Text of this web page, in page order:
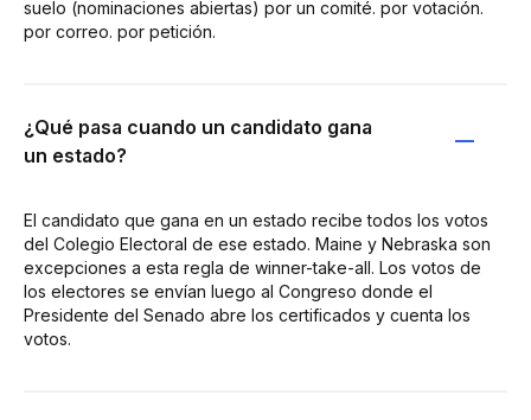
suelo (nominaciones abiertas) por un comité. por votación.
por correo. por petición.
¿Qué pasa cuando un candidato gana
un estado?
El candidato que gana en un estado recibe todos los votos
del Colegio Electoral de ese estado. Maine y Nebraska son
excepciones a esta regla de winner-take-all. Los votos de
los electores se envían luego al Congreso donde el
Presidente del Senado abre los certificados y cuenta los
votos.